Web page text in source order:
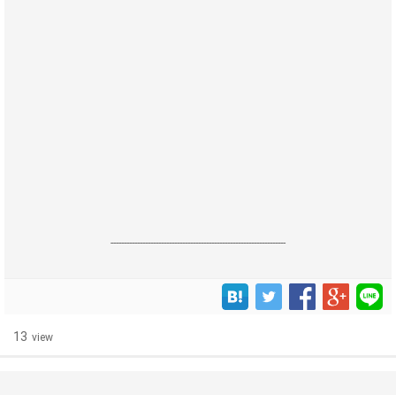
------------------------------------------------------------------
13 view